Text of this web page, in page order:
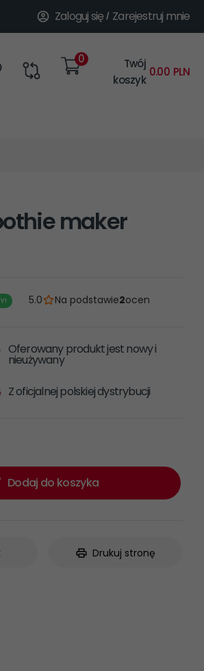
Zaloguj się Zarejestruj mnie
Twój
koszyk
0.00 PLN
0
maker
5.0 Na podstawie2ocen
Oferowany produkt jest nowy i
nieużywany
Z oficjalnej polskiej dystrybucji
Dodaj do koszyka
Drukuj stronę